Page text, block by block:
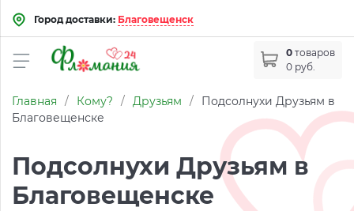
Город доставки: Благовещенск
0 товаров
0 руб.
Главная / Кому? / Друзьям /
Подсолнухи Друзьям в
Благовещенске
Подсолнухи Друзьям в
Благовещенске